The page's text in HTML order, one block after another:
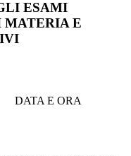
ESAMI
MATERIA E
DATA E ORA